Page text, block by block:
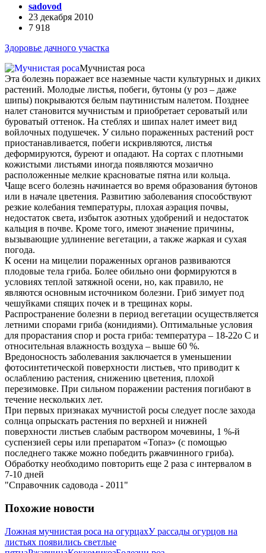
sadovod
23 декабря 2010
7 918
Здоровье дачного участка
Мучнистая роса
Эта болезнь поражает все наземные части культурных и диких
растений. Молодые листья, побеги, бутоны (у роз – даже
шипы) покрываются белым паутинистым налетом. Позднее
налет становится мучнистым и приобретает сероватый или
буроватый оттенок. На стеблях и шипах налет имеет вид
войлочных подушечек. У сильно пораженных растений рост
приостанавливается, побеги искривляются, листья
деформируются, буреют и опадают. На сортах с плотными
кожистыми листьями иногда появляются мозаично
расположенные мелкие красноватые пятна или кольца.
Чаще всего болезнь начинается во время образования бутонов
или в начале цветения. Развитию заболевания способствуют
резкие колебания температуры, плохая аэрация почвы,
недостаток света, избыток азотных удобрений и недостаток
кальция в почве. Кроме того, имеют значение причины,
вызывающие удлинение вегетации, а также жаркая и сухая
погода.
К осени на мицелии пораженных органов развиваются
плодовые тела гриба. Более обильно они формируются в
условиях теплой затяжной осени, но, как правило, не
являются основным источником болезни. Гриб зимует под
чешуйками спящих почек и в трещинах коры.
Распространение болезни в период вегетации осуществляется
летними спорами гриба (конидиями). Оптимальные условия
для прорастания спор и роста гриба: температура – 18-22о С и
относительная влажность воздуха – выше 60 %.
Вредоносность заболевания заключается в уменьшении
фотосинтетической поверхности листьев, что приводит к
ослаблению растения, снижению цветения, плохой
перезимовке. При сильном поражении растения погибают в
течение нескольких лет.
При первых признаках мучнистой росы следует после захода
солнца опрыскать растения по верхней и нижней
поверхности листьев слабым раствором мочевины, 1 %-й
суспензией серы или препаратом «Топаз» (с помощью
последнего также можно победить ржавчинного гриба).
Обработку необходимо повторить еще 2 раза с интервалом в
7-10 дней
"Справочник садовода - 2011"
Похожие новости
Ложная мучнистая роса на огурцахУ рассады огурцов на
листьях появились светлые